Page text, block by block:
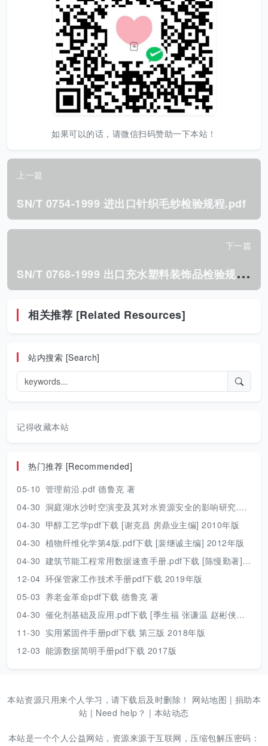
如果可以的话，请微信扫码赞助一下本站！
上一篇
SN/T 0754-1999 进出口针织毛纱检验规程.pdf
下一篇
S
N/T 0768-1999 出口充水塑料装饰品检验规程.pdf
相关推荐 [Related Resources]
站内搜索 [Search]
记得收藏本站
热门推荐 [Recommended]
05-10 管理前沿.pdf 德鲁克 著
04-30 洞庭湖水沙时空演变及其对水资源安全的影响研究.pdf 胡光伟 著 2017年版
04-30 甲醇工艺学pdf下载 [谢克昌 房鼎业主编] 2010年版
04-30 植物纤维化学第4版.pdf下载 [裴继诚主编] 2012年版
04-30 建筑节能工程常用数据速查手册.pdf下载 [陈慢勤著] 2010年版
12-04 环保管家工作技术手册pdf下载 2019年版
05-03 养老金革命pdf下载 德鲁克 著
04-30 催化剂基础及应用.pdf下载 [季生福 张谦温 赵彬侠编] 2011年版
11-30 实用紧固件手册pdf下载 第三版 2018年版
12-03 能源数据简明手册pdf下载 2017版
本站资源只用来个人学习，请下载后及时删除！ 网站地图 | 捐助本
站 | Need help？ | 本站动态
本站是一个个人公益网站，资源来源于互联网，压缩包解压密码：